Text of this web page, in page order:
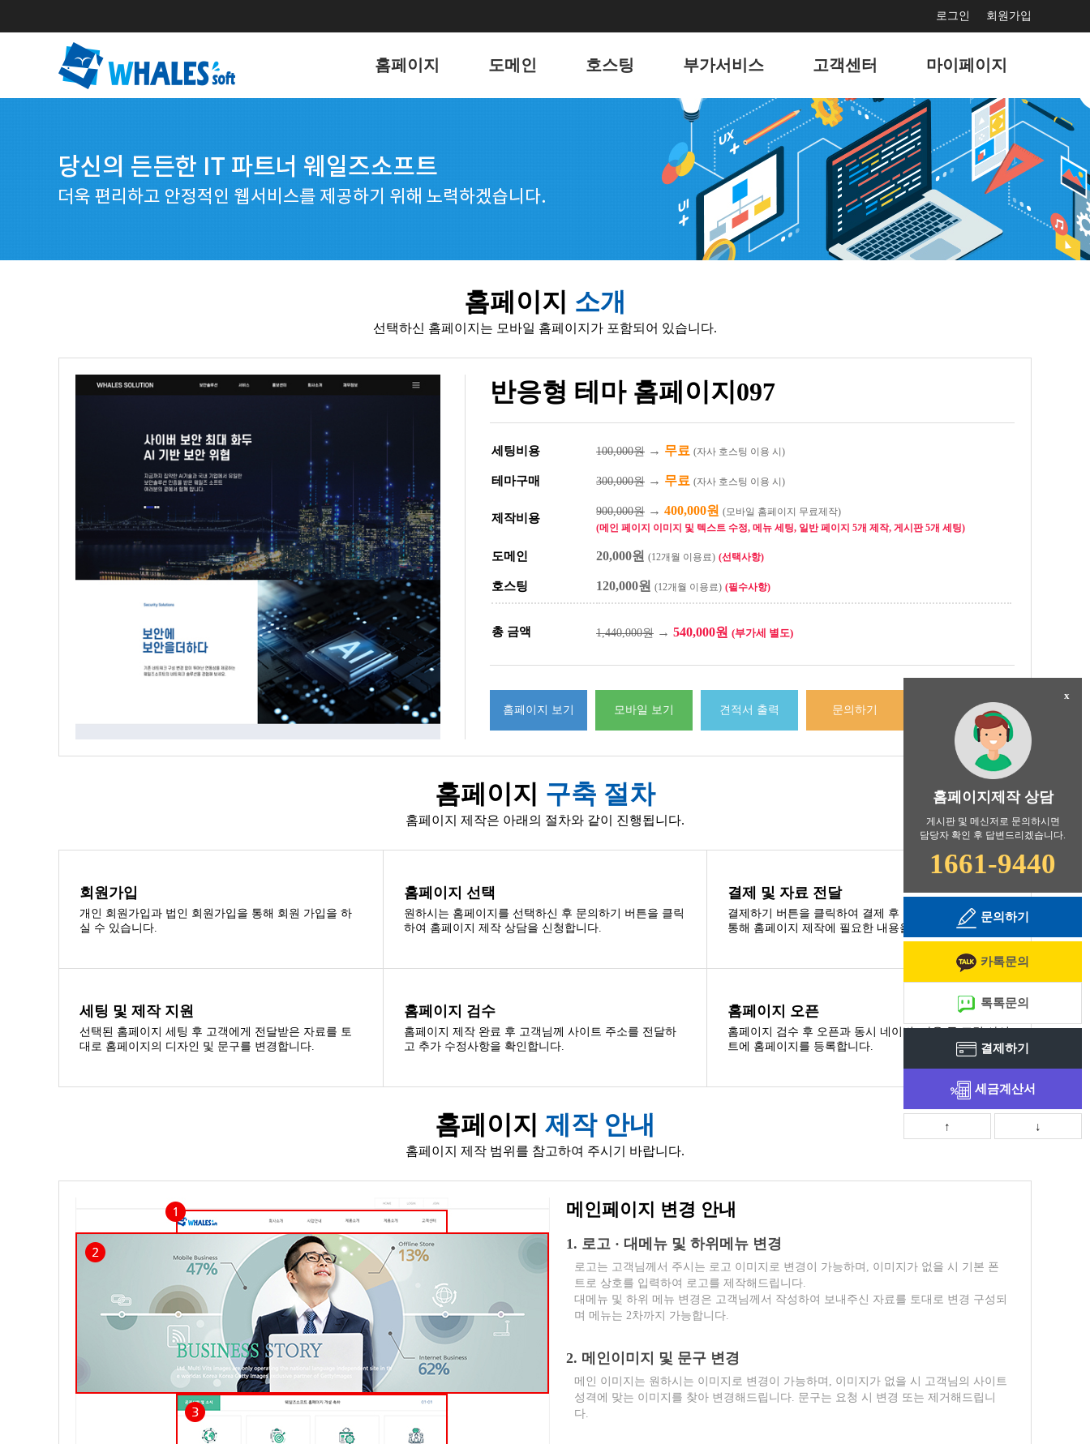
회원가입
로그인
마이페이지
서비스 사용현황
회원정보 관리
나의 서비스 관리
나의 도메인 관리
고객센터
공지사항
문의게시판
고객지원게시판
자주묻는 질문
이벤트
부가서비스
유지보수
키워드광고
블로그마케팅
언론홍보
전자결제
호스팅
도메인
홈페이지
포트폴리오
홈페이지 소개
선택하신 홈페이지는 모바일 홈페이지가 포함되어 있습니다.
반응형 테마 홈페이지097
세팅비용 100,000원 → 무료 (자사 호스팅 이용 시)
테마구매 300,000원 → 무료 (자사 호스팅 이용 시)
제작비용
900,000원 → 400,000원 (모바일 홈페이지 무료제작)
(메인 페이지 이미지 및 텍스트 수정, 메뉴 세팅, 일반 페이지 5개 제작, 게시판 5개 세팅)
도메인 20,000원 (12개월 이용료) (선택사항)
호스팅 120,000원 (12개월 이용료) (필수사항)
총 금액 1,440,000원 → 540,000원 (부가세 별도)
홈페이지 보기 모바일 보기 견적서 출력 문의하기 결제하기
홈페이지 구축 절차
홈페이지 제작은 아래의 절차와 같이 진행됩니다.
회원가입
개인 회원가입과 법인 회원가입을 통해 회원 가입을 하
실 수 있습니다.
홈페이지 선택
원하시는 홈페이지를 선택하신 후 문의하기 버튼을 클릭
하여 홈페이지 제작 상담을 신청합니다.
결제 및 자료 전달
결제하기 버튼을 클릭하여 결제 후 고객지원 게시판을
통해 홈페이지 제작에 필요한 내용을 첨부합니다.
세팅 및 제작 지원
선택된 홈페이지 세팅 후 고객에게 전달받은 자료를 토
대로 홈페이지의 디자인 및 문구를 변경합니다.
홈페이지 검수
홈페이지 제작 완료 후 고객님께 사이트 주소를 전달하
고 추가 수정사항을 확인합니다.
홈페이지 오픈
홈페이지 검수 후 오픈과 동시 네이버, 다음 등 포털 사이
트에 홈페이지를 등록합니다.
홈페이지 제작 안내
홈페이지 제작 범위를 참고하여 주시기 바랍니다.
메인페이지 변경 안내
1. 로고 · 대메뉴 및 하위메뉴 변경
로고는 고객님께서 주시는 로고 이미지로 변경이 가능하며, 이미지가 없을 시 기본 폰
트로 상호를 입력하여 로고를 제작해드립니다.
대메뉴 및 하위 메뉴 변경은 고객님께서 작성하여 보내주신 자료를 토대로 변경 구성되
며 메뉴는 2차까지 가능합니다.
2. 메인이미지 및 문구 변경
메인 이미지는 원하시는 이미지로 변경이 가능하며, 이미지가 없을 시 고객님의 사이트
성격에 맞는 이미지를 찾아 변경해드립니다. 문구는 요청 시 변경 또는 제거해드립니
다.
x
홈페이지제작 상담
게시판 및 메신저로 문의하시면
담당자 확인 후 답변드리겠습니다.
문의하기
카톡문의
톡톡문의
결제하기
세금계산서
↑ ↓